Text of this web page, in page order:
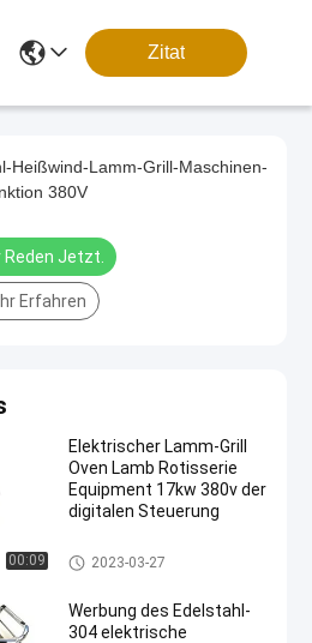
Zitat
Heißwind-Lamm-Grill-Maschinen-
380V
Reden Jetzt.
Erfahren
00:09
Elektrischer Lamm-Grill
Oven Lamb Rotisserie
Equipment 17kw 380v der
digitalen Steuerung
Lamm-Grill-Maschine
2023-03-27
Werbung des Edelstahl-
304 elektrische